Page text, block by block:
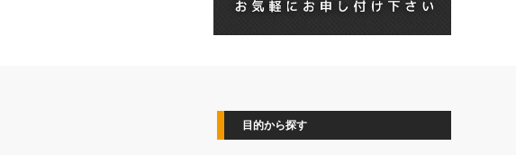
目的から探す